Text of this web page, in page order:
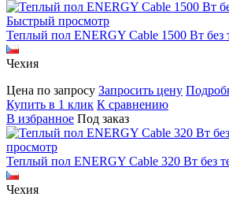
Быстрый просмотр
Теплый пол ENERGY Cable 1500 Вт без
Чехия
Цена по запросу Запросить цену
Купить в 1 клик К сравнению
В избранное Под заказ
просмотр
Теплый пол ENERGY Cable 320 Вт без
Чехия